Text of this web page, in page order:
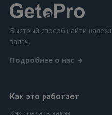
Быстрый способ найти
задач.
Подробнее о нас
Как это работает
Как создать заказ